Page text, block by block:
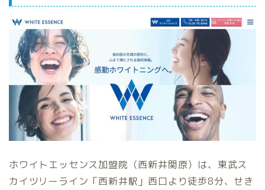
ホワイトエッセンス加盟院（西新井関原）は、東武ス
カイツリーライン「西新井駅」西口より徒歩8分、せき